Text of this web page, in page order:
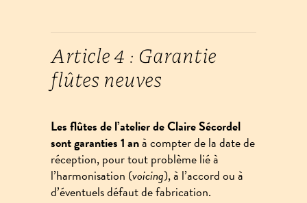
Article 4 : Garantie
flûtes neuves
Les flûtes de l’atelier de Claire Sécordel
sont garanties 1 anà compter de la date de
réception, pour tout problème lié à
l’harmonisation (voicing), à l’accord ou à
d’éventuels défaut de fabrication.